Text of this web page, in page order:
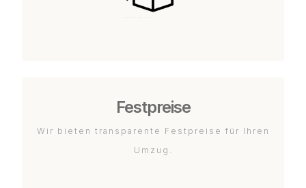
Festpreise
Wir bieten transparente Festpreise für Ihren
Umzug.